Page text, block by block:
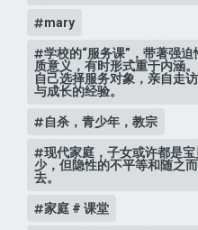
mary
学校的“服务课”，带著强
质意义，有时形式重于内涵
自己选择服务对象，亲自走
与成长的经验。
自杀，青少年，教宗
现代家庭，子女或许都是
少，但隐性的不平等和随之
去。
家庭 # 课堂